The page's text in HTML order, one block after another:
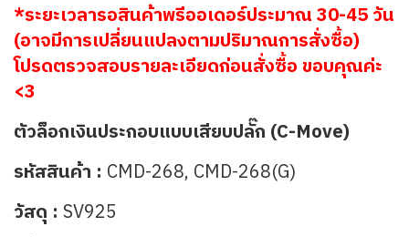
*ระยะเวลารอสินค้าพรีออเดอร์ประมาณ 30-45 วัน
(อาจมีการเปลี่ยนแปลงตามปริมาณการสั่งซื้อ)
โปรดตรวจสอบรายละเอียดก่อนสั่งซื้อ ขอบคุณค่ะ
<3
ตัวล็อกเงินประกอบแบบเสียบปลั๊ก (C-Move)
รหัสสินค้า : CMD-268, CMD-268(G)
วัสดุ : SV925